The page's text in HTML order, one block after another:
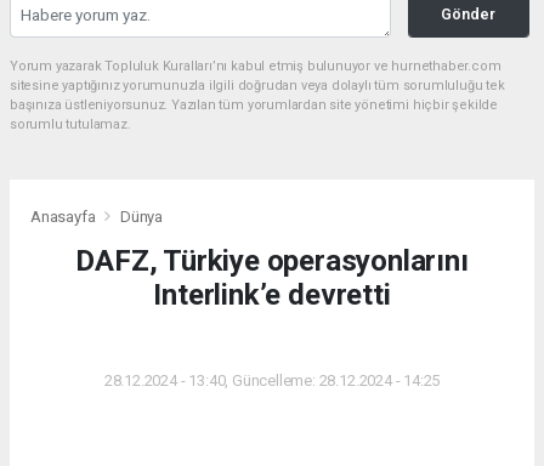
Gönder
Yorum yazarak Topluluk Kuralları’nı kabul etmiş bulunuyor ve hurnethaber.com
sitesine yaptığınız yorumunuzla ilgili doğrudan veya dolaylı tüm sorumluluğu tek
başınıza üstleniyorsunuz. Yazılan tüm yorumlardan site yönetimi hiçbir şekilde
sorumlu tutulamaz.
Anasayfa Dünya
DAFZ, Türkiye operasyonlarını
Interlink’e devretti
28.12.2024 - 13:40, Güncelleme: 28.12.2024 - 14:25